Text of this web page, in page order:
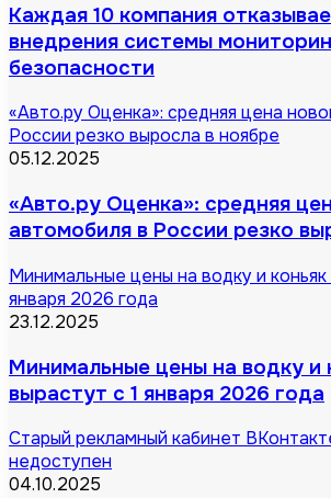
Каждая 10 компания
внедрения системы
безопасности
«Авто.ру Оценка»: средняя цена
России резко выросла в ноябре
05.12.2025
«Авто.ру Оценка»: средняя
автомобиля в России резко
Минимальные цены на водку и коньяк
января 2026 года
23.12.2025
Минимальные цены на водку и
вырастут с 1 января 2026 года
Старый рекламный кабинет
недоступен
04.10.2025